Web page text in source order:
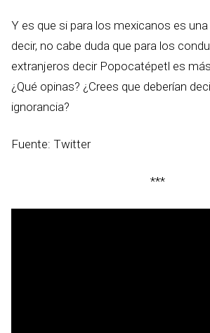
Y es que si para los mexicanos es una
decir, no cabe duda que para los
extranjeros decir Popocatépetl es
¿Qué opinas? ¿Crees que deberían
ignorancia?
Fuente: Twitter
***